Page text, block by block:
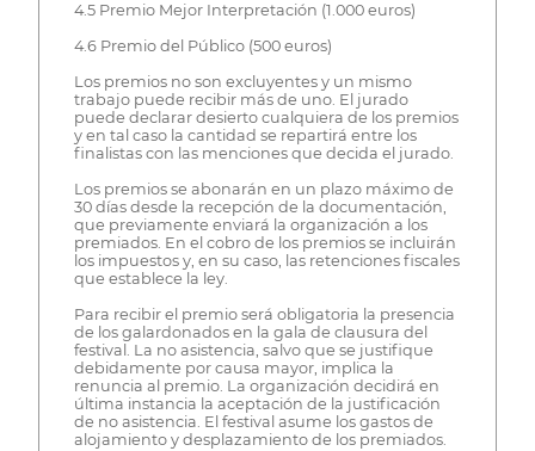
4.5 Premio Mejor Interpretación (1.000 euros)
4.6 Premio del Público (500 euros)
Los premios no son excluyentes y un mismo
trabajo puede recibir más de uno. El jurado
puede declarar desierto cualquiera de los premios
y en tal caso la cantidad se repartirá entre los
finalistas con las menciones que decida el jurado.
Los premios se abonarán en un plazo máximo de
30 días desde la recepción de la documentación,
que previamente enviará la organización a los
premiados. En el cobro de los premios se incluirán
los impuestos y, en su caso, las retenciones fiscales
que establece la ley.
Para recibir el premio será obligatoria la presencia
de los galardonados en la gala de clausura del
festival. La no asistencia, salvo que se justifique
debidamente por causa mayor, implica la
renuncia al premio. La organización decidirá en
última instancia la aceptación de la justificación
de no asistencia. El festival asume los gastos de
alojamiento y desplazamiento de los premiados.